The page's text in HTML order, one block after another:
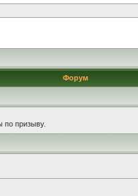
Форум
по призыву.